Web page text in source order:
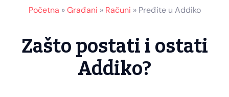
Početna »Građani » Računi » Pređite u Addiko
Zašto postati i ostati
Addiko?